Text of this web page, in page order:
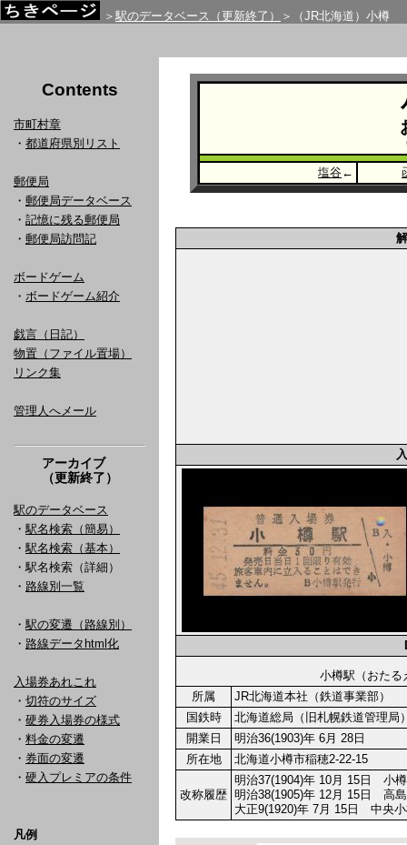
＞ 駅のデータベース（更新終了） ＞（JR北海道）小樽
Contents
市町村章
・ 都道府県別リスト
郵便局
・ 郵便局データベース
・ 記憶に残る郵便局
・ 郵便局訪問記
ボードゲーム
・ ボードゲーム紹介
戯言（日記）
物置（ファイル置場）
リンク集
管理人へメール
アーカイブ
（更新終了）
駅のデータベース
・ 駅名検索（簡易）
・ 駅名検索（基本）
・駅名検索（詳細）
・ 路線別一覧
・ 駅の変遷（路線別）
・ 路線データhtml化
入場券あれこれ
・ 切符のサイズ
・ 硬券入場券の様式
・ 料金の変遷
・ 券面の変遷
・ 硬入プレミアの条件
凡例
塩谷←
小樽駅（おた
所属
JR北海道本社（鉄道事業部）
国鉄時
北海道総局（旧札幌鉄道管理
開業日
明治36(1903)年 6月 28日
所在地
北海道小樽市稲穂2-22-15
改称履歴
明治37(1904)年 10月 15日 小
明治38(1905)年 12月 15日 高
大正9(1920)年 7月 15日 中央